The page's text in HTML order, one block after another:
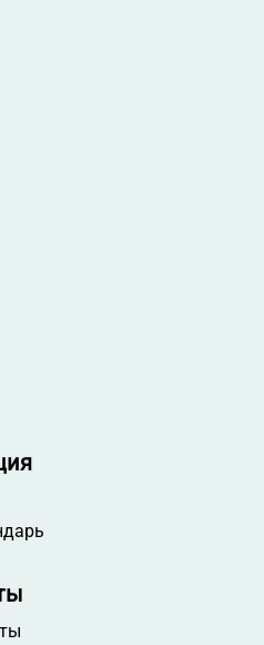
по закупкам ВЭД
работе с клиентами
закупкам
тендерам
листовок